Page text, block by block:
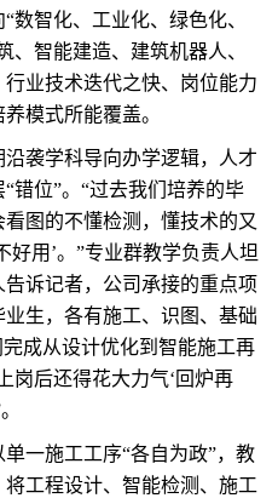
数智化、工业化、绿色化、
、智能建造、建筑机器人、
业技术迭代之快、岗位能力
模式所能覆盖。
袭学科导向办学逻辑，人才
错位”。“过去我们培养的毕
图的不懂检测，懂技术的又
好用’。”专业群教学负责人坦
诉记者，公司承接的重点项
生，各有施工、识图、基础
成从设计优化到智能施工再
岗后还得花大力气‘回炉再
施工工序“各自为政”，教
工程设计、智能检测、施工